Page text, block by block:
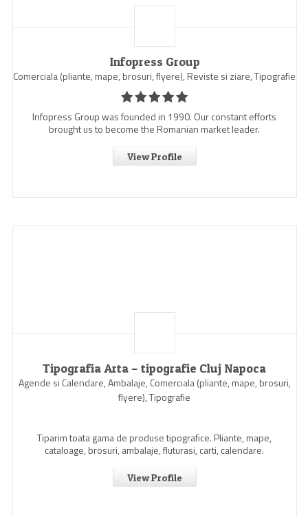
Infopress Group
Comerciala (pliante, mape, brosuri, flyere), Reviste si ziare, Tipografie
Infopress Group was founded in 1990. Our constant efforts
brought us to become the Romanian market leader.
View Profile
Tipografia Arta – tipografie Cluj Napoca
Agende si Calendare, Ambalaje, Comerciala (pliante, mape, brosuri,
flyere), Tipografie
Tiparim toata gama de produse tipografice. Pliante, mape,
cataloage, brosuri, ambalaje, fluturasi, carti, calendare.
View Profile